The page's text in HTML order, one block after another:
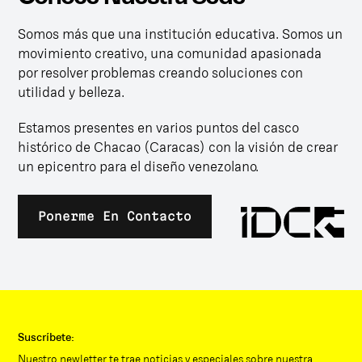
Somos más que una institución educativa. Somos un
movimiento creativo, una comunidad apasionada
por resolver problemas creando soluciones con
utilidad y belleza.
Estamos presentes en varios puntos del casco
histórico de Chacao (Caracas) con la visión de crear
un epicentro para el diseño venezolano.
Ponerme En Contacto
Suscríbete:
Nuestro newletter te trae noticias y especiales sobre nuestra